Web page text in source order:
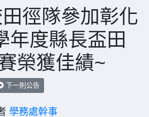
徑隊參加彰化
年度縣長盃田
榮獲佳績~
下一則公告
學務處幹事